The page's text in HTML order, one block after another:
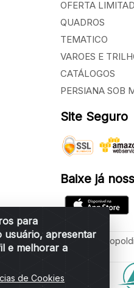
para
usuário, apresentar
e melhorar a
de Cookies
OFERTA
QUADROS
TEMATICO
VAROES E
CATÁLOGOS
PERSIANA SOB
Site Seguro
Baixe já
Rua Vereador Sérgio